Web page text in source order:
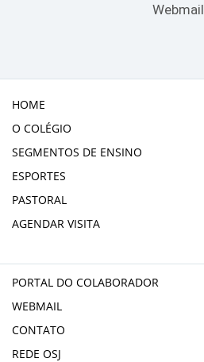
Webmail
HOME
O COLÉGIO
SEGMENTOS DE ENSINO
ESPORTES
PASTORAL
AGENDAR VISITA
PORTAL DO COLABORADOR
WEBMAIL
CONTATO
REDE OSJ